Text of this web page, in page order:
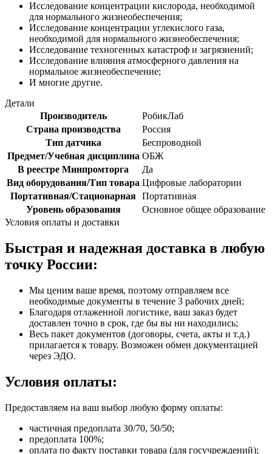
Исследование концентрации кислорода, необходимой
для нормального жизнеобеспечения;
Исследование концентрации углекислого газа,
необходимой для нормального жизнеобеспечения;
Исследование техногенных катастроф и загрязнений;
Исследование влияния атмосферного давления на
нормальное жизнеобеспечение;
И многие другие.
Детали
Производитель
РобикЛаб
Страна производства
Россия
Тип датчика
Беспроводной
Предмет/Учебная дисциплина ОБЖ
В реестре Минпромторга
Да
Вид оборудования/Тип товара Цифровые лаборатории
Портативная/Стационарная Портативная
Уровень образования
Основное общее образование
Условия оплаты и доставки
Быстрая и надежная доставка в любую
точку России:
Мы ценим ваше время, поэтому отправляем все
необходимые документы в течение 3 рабочих дней;
Благодаря отлаженной логистике, ваш заказ будет
доставлен точно в срок, где бы вы ни находились;
Весь пакет документов (договоры, счета, акты и т.д.)
прилагается к товару. Возможен обмен документацией
через ЭДО.
Условия оплаты:
Предоставляем на ваш выбор любую форму оплаты:
частичная предоплата 30/70, 50/50;
предоплата 100%;
оплата по факту поставки товара (для госучреждений);